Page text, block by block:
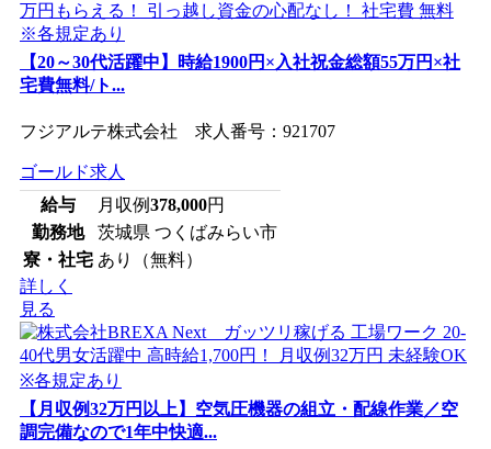
【20～30代活躍中】時給1900円×入社祝金総額55万円×社
宅費無料/ト...
フジアルテ株式会社 求人番号：921707
ゴールド求人
給与
月収例378,000円
勤務地
茨城県 つくばみらい市
寮・社宅 あり（無料）
詳しく
見る
【月収例32万円以上】空気圧機器の組立・配線作業／空
調完備なので1年中快適...